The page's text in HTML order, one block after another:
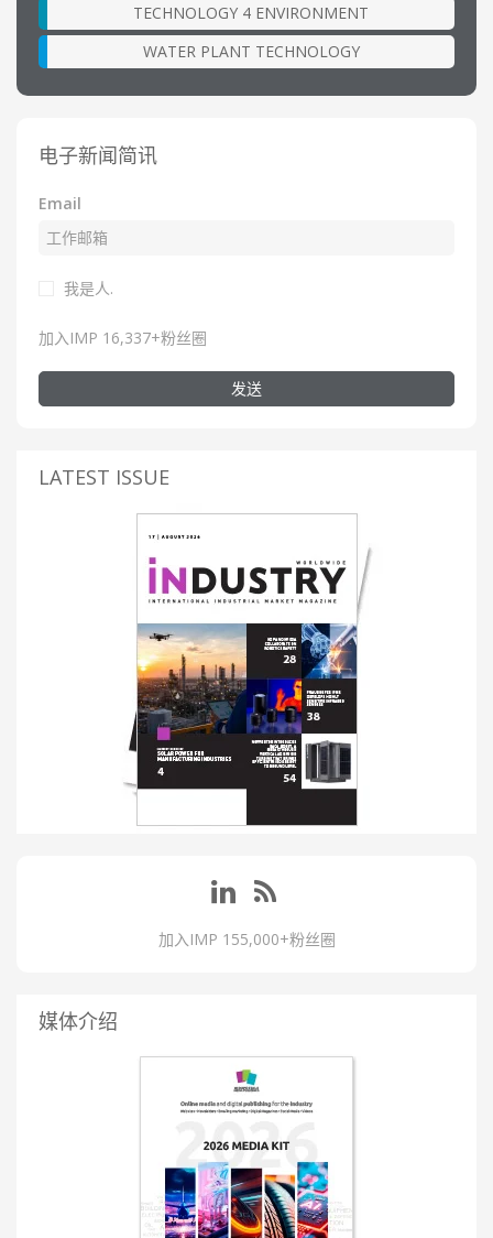
TECHNOLOGY 4 ENVIRONMENT
WATER PLANT TECHNOLOGY
电子新闻简讯
Email
我是人.
加入IMP 16,337+粉丝圈
发送
LATEST ISSUE
加入IMP 155,000+粉丝圈
媒体介绍